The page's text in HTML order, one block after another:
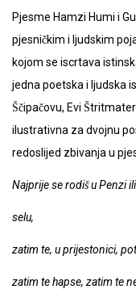
Pjesme Hamzi Humi i
pjesničkim i ljudskim
kojom se iscrtava
jedna poetska i ljudska
Ščipačovu, Evi
ilustrativna za dvojnu
redoslijed zbivanja u
Najprije se rodiš u Penzi
selu,
zatim te, u prijestonici,
zatim te hapse, zatim te